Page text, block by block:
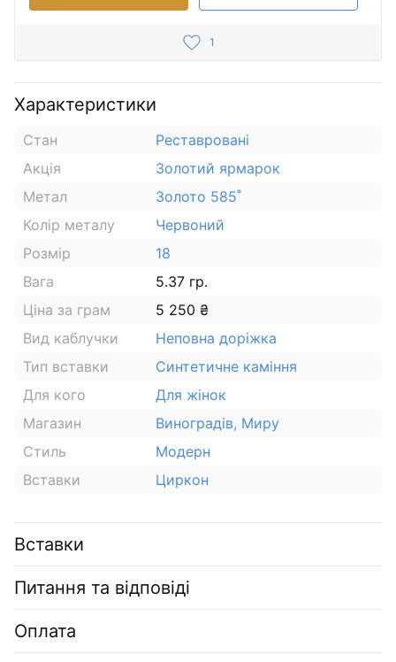
1
Характеристики
Стан
Реставровані
Акція
Золотий ярмарок
Метал
Золото 585˚
Колір металу
Червоний
Розмір
18
Вага
5.37 гр.
Ціна за грам
5 250 ₴
Вид каблучки
Неповна доріжка
Тип вставки
Синтетичне каміння
Для кого
Для жінок
Магазин
Виноградів, Миру
Стиль
Модерн
Вставки
Циркон
Вставки
Питання та відповіді
Оплата